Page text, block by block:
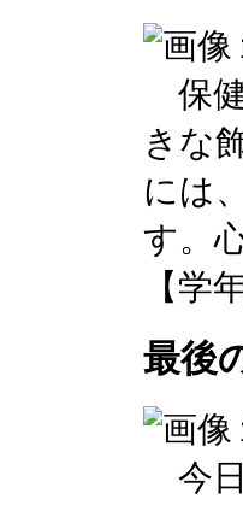
保健
きな
には
す。
【学
最後
今